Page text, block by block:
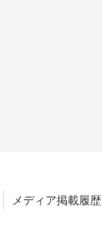
メディア掲載履歴